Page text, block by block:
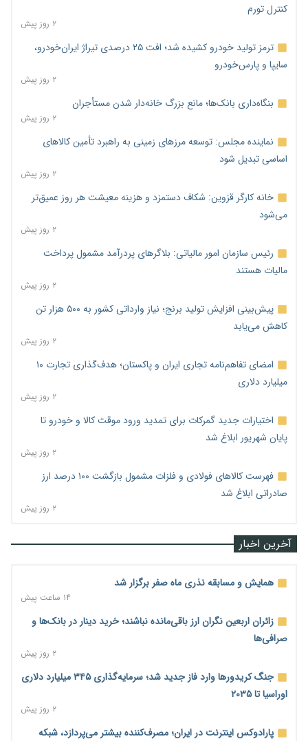
کنترل تورم
۲ روز پیش
ترمز تولید خودرو کشیده شد؛ افت ۲۵ درصدی تیراژ ایران‌خودرو،
سایپا و پارس‌خودرو
۲ روز پیش
بنگاه‌داری بانک‌ها؛ مانع بزرگ خانه‌دار شدن مستأجران
۲ روز پیش
نماینده مجلس: توسعه مرزهای زمینی به راهبرد تأمین کالاهای
اساسی تبدیل شود
۲ روز پیش
خانه کارگر قزوین: شکاف دستمزد و هزینه معیشت هر روز عمیق‌تر
می‌شود
۲ روز پیش
رئیس سازمان امور مالیاتی: بلاگرهای پردرآمد مشمول پرداخت
مالیات هستند
۲ روز پیش
پیش‌بینی افزایش تولید برنج؛ نیاز وارداتی کشور به ۵۰۰ هزار تن
کاهش می‌یابد
۲ روز پیش
امضای تفاهم‌نامه تجاری ایران و پاکستان؛ هدف‌گذاری تجارت ۱۰
میلیارد دلاری
۲ روز پیش
اختیارات جدید گمرکات برای تمدید ورود موقت کالا و خودرو تا
پایان شهریور ابلاغ شد
۲ روز پیش
فهرست کالاهای فولادی و فلزات مشمول بازگشت ۱۰۰ درصد ارز
صادراتی ابلاغ شد
۲ روز پیش
آخرین اخبار
همایش و مسابقه نذری ماه صفر برگزار شد
۱۴ ساعت پیش
زائران اربعین نگران ارز باقی‌مانده نباشند؛ خرید دینار در بانک‌ها و
صرافی‌ها
۲ روز پیش
جنگ کریدورها وارد فاز جدید شد؛ سرمایه‌گذاری ۳۴۵ میلیارد دلاری
اوراسیا تا ۲۰۳۵
۲ روز پیش
پارادوکس اینترنت در ایران؛ مصرف‌کننده بیشتر می‌پردازد، شبکه